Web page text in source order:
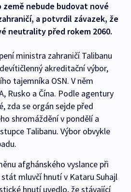
nebude budovat nové
a potvrdil závazek, že
neutrality před rokem 2060.
ministra zahraničí Talibanu
akreditační výbor,
tajemníka OSN. V něm
Rusko a Čína. Podle agentury
zda se orgán sejde před
shromáždění v pondělí a
Talibanu. Výbor obvykle
afghánského vyslance při
mluvčí hnutí v Kataru Suhajl
hnutí uvedlo, že stávající